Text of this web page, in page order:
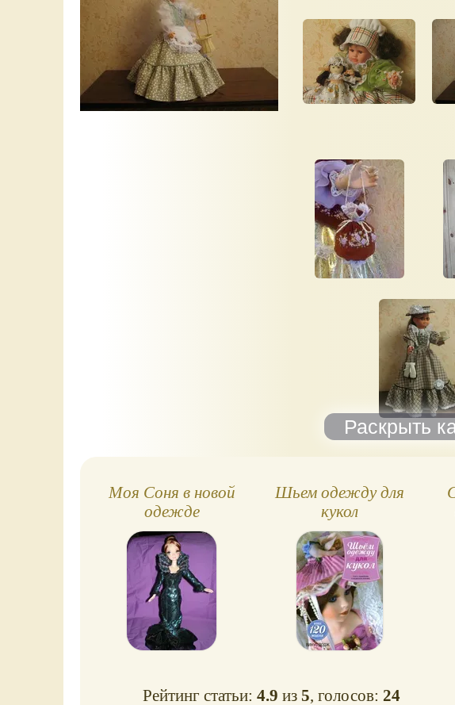
Моя Соня в новой
одежде
Шьем одежду для
кукол
Рейтинг статьи:4.9 из5, голосов:24